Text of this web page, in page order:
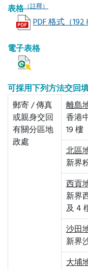
表格 （註釋）
PDF 格式（192
電子表格
可採用下列方法交回
郵寄 / 傳真
或親身交回
有關分區地
政處
離島
香港
19 樓
北區
新界
西貢
新界
及 4
沙田
新界
大埔